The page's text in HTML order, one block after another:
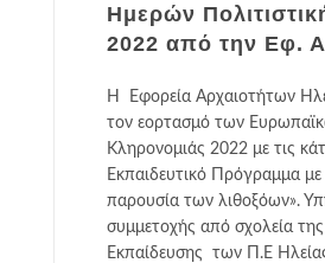
Ημερών
2022 από την Εφ.
Η Εφορεία Αρχαιοτήτων
τον εορτασμό των
Κληρονομιάς 2022 με τις
Εκπαιδευτικό Πρόγραμμα
παρουσία των λιθοξόων».
συμμετοχής από σχολεία
Εκπαίδευσης των Π.Ε